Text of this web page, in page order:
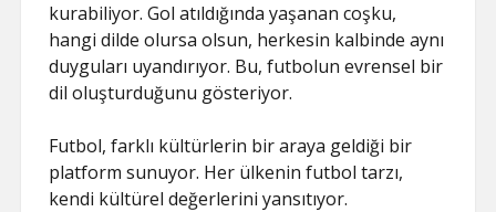
kurabiliyor. Gol atıldığında yaşanan coşku,
hangi dilde olursa olsun, herkesin kalbinde aynı
duyguları uyandırıyor. Bu, futbolun evrensel bir
dil oluşturduğunu gösteriyor.
Futbol, farklı kültürlerin bir araya geldiği bir
platform sunuyor. Her ülkenin futbol tarzı,
kendi kültürel değerlerini yansıtıyor.